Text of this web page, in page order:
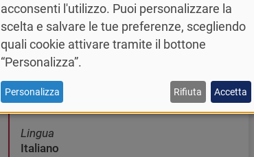
INGEGNERIA BIOMEDICA
Area tematica
Ingegneria
Classe di laurea
LM-21-R - Ingegneria biomedica
Lingua
Italiano
acconsenti l'utilizzo. Puoi personalizzare la
scelta e salvare le tue preferenze, scegliendo
quali cookie attivare tramite il bottone
“Personalizza”.
Personalizza Rifiuta Accetta